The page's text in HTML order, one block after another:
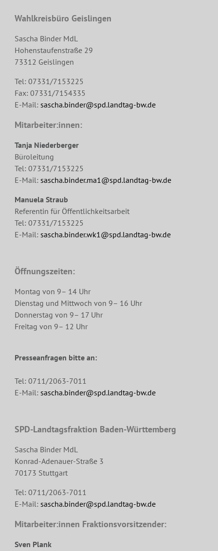
Wahlkreisbüro Geislingen
Sascha Binder MdL
Hohenstaufenstraße 29
73312 Geislingen
Tel: 07331/7153225
Fax: 07331/7154335
E-Mail: sascha.binder@spd.landtag-bw.de
Mitarbeiter:innen:
Tanja Niederberger
Büroleitung
Tel: 07331/7153225
E-Mail: sascha.binder.ma1@spd.landtag-bw.de
Manuela Straub
Referentin für Öffentlichkeitsarbeit
Tel: 07331/7153225
E-Mail: sascha.binder.wk1@spd.landtag-bw.de
Öffnungszeiten:
Montag von 9– 14 Uhr
Dienstag und Mittwoch von 9– 16 Uhr
Donnerstag von 9– 17 Uhr
Freitag von 9– 12 Uhr
Presseanfragen bitte an:
Tel: 0711/2063-7011
E-Mail: sascha.binder@spd.landtag-bw.de
SPD-Landtagsfraktion Baden-Württemberg
Sascha Binder MdL
Konrad-Adenauer-Straße 3
70173 Stuttgart
Tel: 0711/2063-7011
E-Mail: sascha.binder@spd.landtag-bw.de
Mitarbeiter:innen Fraktionsvorsitzender:
Sven Plank